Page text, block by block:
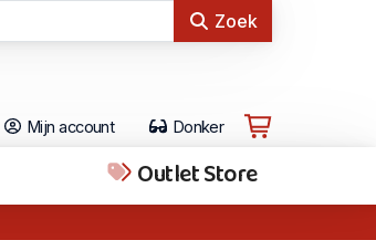
Zoek
Mijn account Donker
Outlet Store